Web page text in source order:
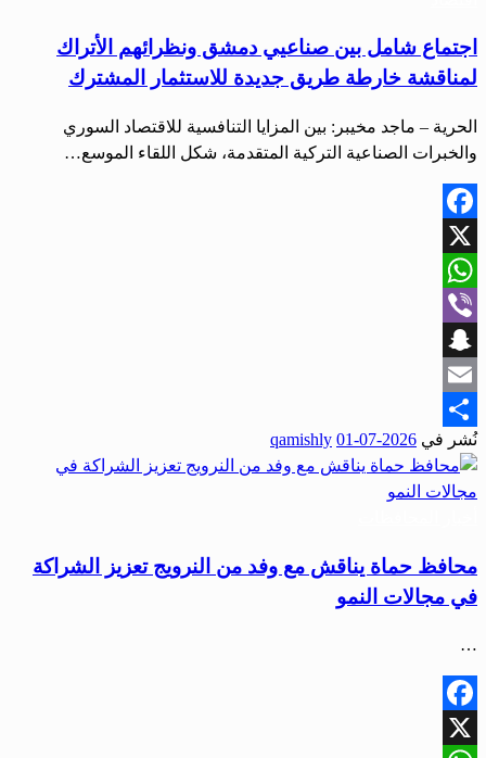
اجتماع شامل بين صناعيي دمشق ونظرائهم الأتراك
لمناقشة خارطة طريق جديدة للاستثمار المشترك
الحرية – ماجد مخيبر: بين المزايا التنافسية للاقتصاد السوري
والخبرات الصناعية التركية المتقدمة، شكل اللقاء الموسع…
Facebook
X
WhatsApp
Viber
Snapchat
Email
Share
نُشر في 2026-07-01
qamishly
محافظ حماة يناقش مع وفد من النرويج تعزيز الشراكة
في مجالات النمو
…
Facebook